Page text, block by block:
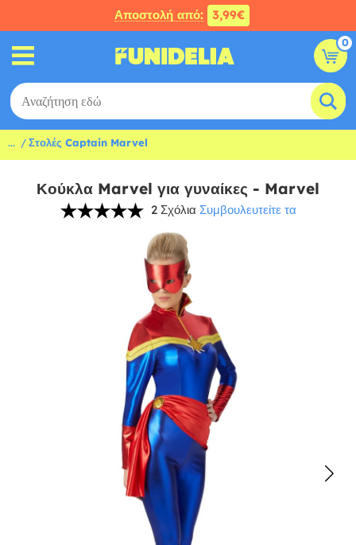
Αποστολή από: 3,99€
0
... Στολές Captain Marvel
Κούκλα Marvel για γυναίκες - Marvel
2 Σχόλια Συμβουλευτείτε τα